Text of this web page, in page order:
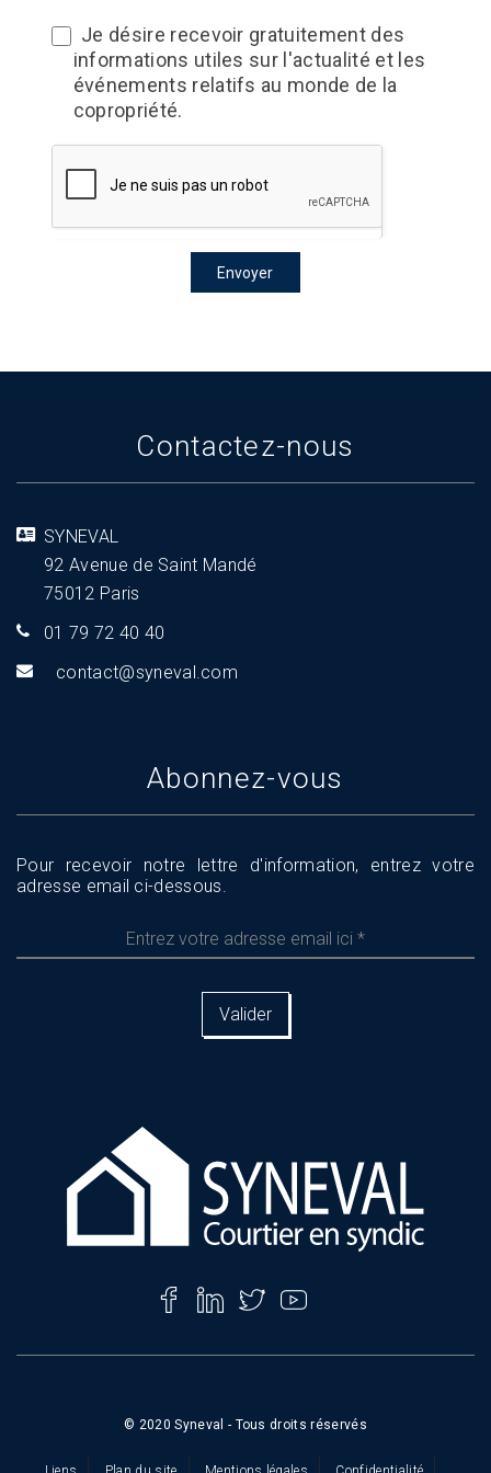
Je désire recevoir gratuitement des
informations utiles sur l'actualité et les
événements relatifs au monde de la
copropriété.
Envoyer
Contactez-nous
SYNEVAL
92 Avenue de Saint Mandé
75012 Paris
01 79 72 40 40
moc.l
aveny
s@tca
tnoc
Abonnez-vous
Pour recevoir notre lettre d'information, entrez votre
adresse email ci-dessous.
votre
ici
© 2020 Syneval - Tous droits réservés